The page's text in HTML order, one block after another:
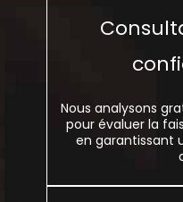
Nous analysons
pour évaluer la
en garantissant